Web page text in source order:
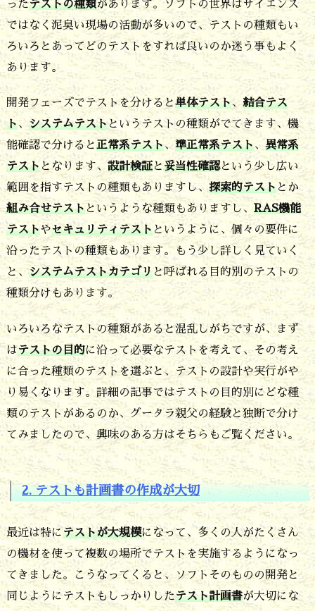
も
計
画
書
の
作
成
が
大
切
5.
計
画
書
が
で
き
た
ら
そ
れ
を
使
っ
て
ったテストの種類があります。ソフトの世界はサイエンス
ではなく泥臭い現場の活動が多いので、テストの種類もい
ろいろとあってどのテストをすれば良いのか迷う事もよく
あります。
開発フェーズでテストを分けると単体テスト、 結合テス
ト、システムテストというテストの種類がでてきます、機
能確認で分けると正常系テスト、 準正常系テスト、異常系
テストとなります、 設計検証と妥当性確認という少し広い
範囲を指すテストの種類もありますし、探索的テストとか
組み合せテストというような種類もありますし、 RAS機能
テストやセキュリティテストというように、個々の要件に
沿ったテストの種類もあります。もう少し詳しく見ていく
と、システムテストカテゴリと呼ばれる目的別のテストの
種類分けもあります。
いろいろなテストの種類があると混乱しがちですが、まず
はテストの目的に沿って必要なテストを考えて、その考え
に合った種類のテストを選ぶと、テストの設計や実行がや
り易くなります。詳細の記事ではテストの目的別にどな種
類のテストがあるのか、グータラ親父の経験と独断で分け
てみましたので、興味のある方はそちらもご覧ください。
2. テストも計画書の作成が大切
最近は特にテストが大規模になって、多くの人がたくさん
の機材を使って複数の場所でテストを実施するようになっ
てきました。こうなってくると、ソフトそのものの開発と
同じようにテストもしっかりしたテスト計画書が大切にな